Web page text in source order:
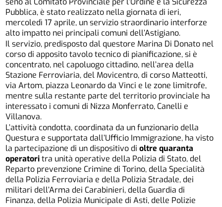
Pubblica, è stato realizzato nella giornata di ieri,
mercoledì 17 aprile, un servizio straordinario interforze
alto impatto nei principali comuni dell’Astigiano.
Il servizio, predisposto dal questore Marina Di Donato nel
corso di apposito tavolo tecnico di pianificazione, si è
concentrato, nel capoluogo cittadino, nell’area della
Stazione Ferroviaria, del Movicentro, di corso Matteotti,
via Artom, piazza Leonardo da Vinci e le zone limitrofe,
mentre sulla restante parte del territorio provinciale ha
interessato i comuni di Nizza Monferrato, Canelli e
Villanova.
L’attività condotta, coordinata da un funzionario della
Questura e supportata dall’Ufficio Immigrazione, ha visto
la partecipazione di un dispositivo dioltre quaranta
operatoritra unità operative della Polizia di Stato, del
Reparto prevenzione Crimine di Torino, della Specialità
della Polizia Ferroviaria e della Polizia Stradale, dei
militari dell’Arma dei Carabinieri, della Guardia di
Finanza, della Polizia Municipale di Asti, delle Polizie